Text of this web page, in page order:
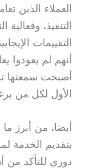
العملاء الذين
التنفيذ،
التقييمات
أنهم لم يعودوا
أصبحت سمعتها
الأول لكل من
أيضا، من أبرز
بتقديم الخدمة
دوري للتأكد من